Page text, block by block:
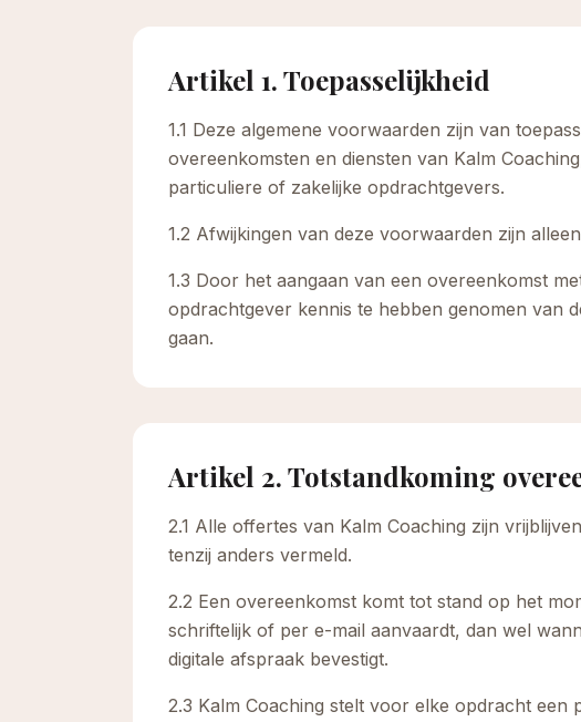
Artikel 1. Toepasselijkheid
1.1 Deze algemene voorwaarden zijn van
overeenkomsten en diensten van Kalm
particuliere of zakelijke opdrachtgevers.
1.2 Afwijkingen van deze voorwaarden zijn
1.3 Door het aangaan van een overeenkomst
opdrachtgever kennis te hebben genomen van
gaan.
Artikel 2. Totstandkoming
2.1 Alle offertes van Kalm Coaching zijn
tenzij anders vermeld.
2.2 Een overeenkomst komt tot stand op het
schriftelijk of per e-mail aanvaardt, dan wel
digitale afspraak bevestigt.
2.3 Kalm Coaching stelt voor elke opdracht een